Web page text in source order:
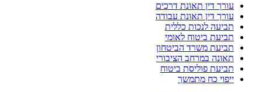
עורך דין תאונת דרכים
עורך דין תאונת עבודה
תביעה לנכות כללית
תביעת ביטוח לאומי
תביעת משרד הביטחון
תאונה במרחב הציבורי
תביעת פוליסת ביטוח
ייפוי כח מתמשך